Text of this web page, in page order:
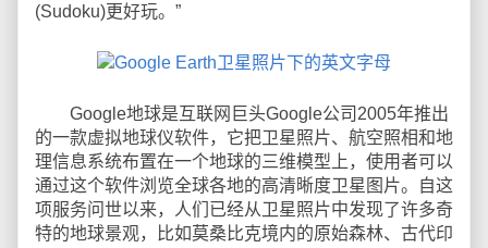
(Sudoku)更好玩。”
Google地球是互联网巨头Google公司2005年推出
的一款虚拟地球仪软件，它把卫星照片、航空照相和地
理信息系统布置在一个地球的三维模型上，使用者可以
通过这个软件浏览全球各地的高清晰度卫星图片。自这
项服务问世以来，人们已经从卫星照片中发现了许多奇
特的地球景观，比如莫桑比克境内的原始森林、古代印